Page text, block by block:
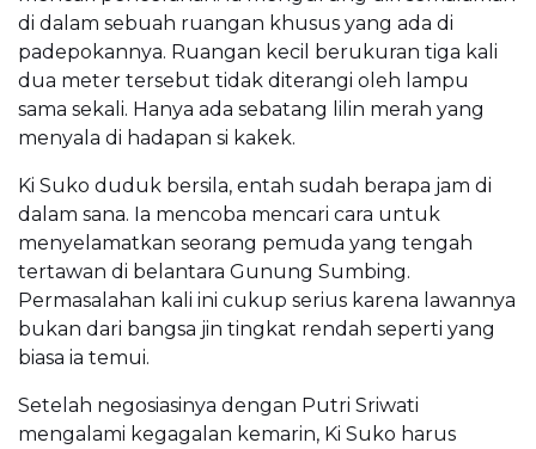
di dalam sebuah ruangan khusus yang ada di
padepokannya. Ruangan kecil berukuran tiga kali
dua meter tersebut tidak diterangi oleh lampu
sama sekali. Hanya ada sebatang lilin merah yang
menyala di hadapan si kakek.
Ki Suko duduk bersila, entah sudah berapa jam di
dalam sana. Ia mencoba mencari cara untuk
menyelamatkan seorang pemuda yang tengah
tertawan di belantara Gunung Sumbing.
Permasalahan kali ini cukup serius karena lawannya
bukan dari bangsa jin tingkat rendah seperti yang
biasa ia temui.
Setelah negosiasinya dengan Putri Sriwati
mengalami kegagalan kemarin, Ki Suko harus